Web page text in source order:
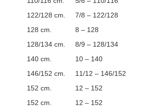
122/128 cm.
7/8 – 122/128
128 cm.
8 – 128
128/134 cm.
8/9 – 128/134
140 cm.
10 – 140
146/152 cm.
11/12 – 146/152
152 cm.
12 – 152
152 cm. 12 – 152